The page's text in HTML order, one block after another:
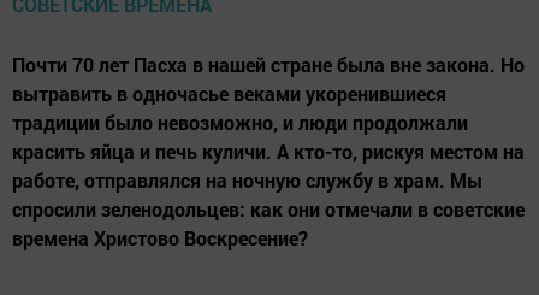
Почти 70 лет Пасха в нашей стране была вне закона. Но
вытравить в одночасье веками укоренившиеся
традиции было невозможно, и люди продолжали
красить яйца и печь куличи. А кто-то, рискуя местом на
работе, отправлялся на ночную службу в храм. Мы
спросили зеленодольцев: как они отмечали в советские
времена Христово Воскресение?